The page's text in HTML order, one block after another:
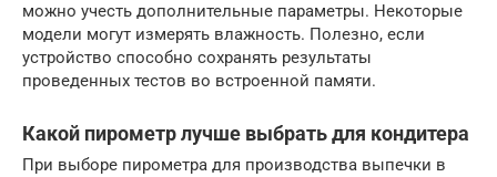
можно учесть дополнительные параметры. Некоторые
модели могут измерять влажность. Полезно, если
устройство способно сохранять результаты
проведенных тестов во встроенной памяти.
Какой пирометр лучше выбрать для кондитера
При выборе пирометра для производства выпечки в